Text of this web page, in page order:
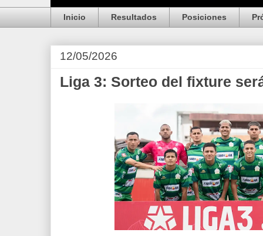
Inicio Resultados Posiciones
12/05/2026
Liga 3: Sorteo del fixture